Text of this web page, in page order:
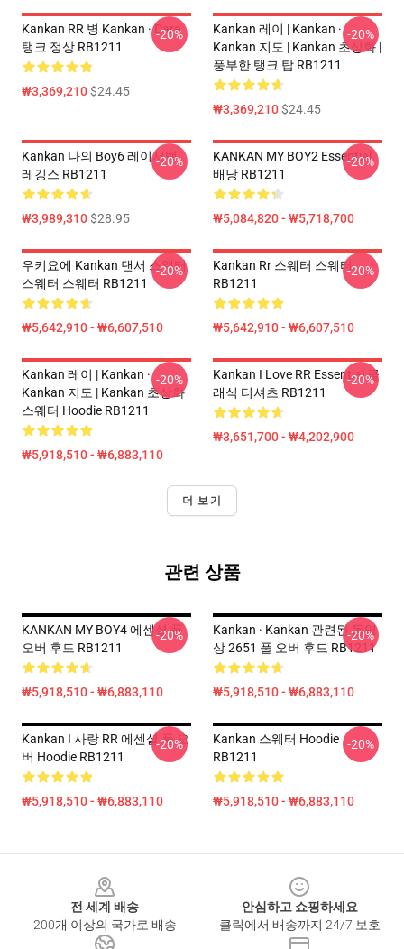
Kankan RR 병 Kankan · Dare
탱크 정상 RB1211
₩3,369,210$24.45
-20%
Kankan 레이 | Kankan ·
Kankan 지도 | Kankan 초상화 |
풍부한 탱크 탑 RB1211
₩3,369,210$24.45
-20%
Kankan 나의 Boy6 레이서백
레깅스 RB1211
₩3,989,310$28.95
-20%
KANKAN MY BOY2 Essential
배낭 RB1211
₩5,084,820 - ₩5,718,700
-20%
우키요에 Kankan 댄서 스웨터
스웨터 스웨터 RB1211
₩5,642,910 - ₩6,607,510
-20%
Kankan Rr 스웨터 스웨터
RB1211
₩5,642,910 - ₩6,607,510
-20%
Kankan 레이 | Kankan ·
Kankan 지도 | Kankan 초상화
스웨터 Hoodie RB1211
₩5,918,510 - ₩6,883,110
-20%
Kankan I Love RR Essential 클
래식 티셔츠 RB1211
₩3,651,700 - ₩4,202,900
-20%
더 보기
관련 상품
KANKAN MY BOY4 에센셜 풀
오버 후드 RB1211
₩5,918,510 - ₩6,883,110
-20%
Kankan · Kankan 관련된 동영
상 2651 풀 오버 후드 RB1211
₩5,918,510 - ₩6,883,110
-20%
Kankan I 사랑 RR 에센셜 풀 오
버 Hoodie RB1211
₩5,918,510 - ₩6,883,110
-20%
Kankan 스웨터 Hoodie
RB1211
₩5,918,510 - ₩6,883,110
-20%
전 세계 배송
200개 이상의 국가로 배송
안심하고 쇼핑하세요
클릭에서 배송까지 24/7 보호